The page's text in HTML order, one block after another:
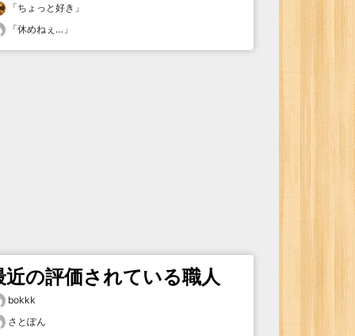
「ちょっと好き 」
「休めねぇ… 」
近の評価されている職人
bokkk
さとぽん